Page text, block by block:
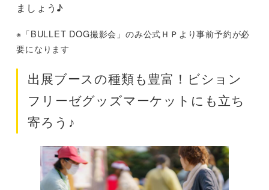
ましょう♪
※「BULLET DOG撮影会」のみ公式ＨＰより事前予約が必
要になります
出展ブースの種類も豊富！ビション
フリーゼグッズマーケットにも立ち
寄ろう♪